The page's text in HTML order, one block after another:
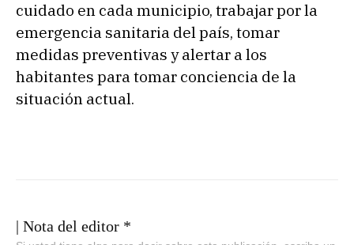
cuidado en cada municipio, trabajar por la
emergencia sanitaria del país, tomar
medidas preventivas y alertar a los
habitantes para tomar conciencia de la
situación actual.
| Nota del editor *